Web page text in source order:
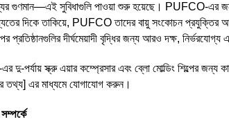
গুণমান—এই সুবিধাগুলি পাওয়া শুরু হয়েছে। PUFCO-এর
দিকে তাকিয়ে, PUFCO তাদের বায়ু সংকোচন প্রযুক্তির
প্রতিষ্ঠানগুলির দীর্ঘমেয়াদী বৃদ্ধির জন্য আরও দক্ষ,
দু-পর্যায় স্ক্রু এয়ার কম্প্রেসার এবং ব্লো মোল্ডিং শিল্পের
তথ্য] এর মাধ্যমে যোগাযোগ করুন।